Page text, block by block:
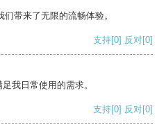
带来了无限的流畅体验。
支持[0] 反对[0]
我日常使用的需求。
支持[0] 反对[0]